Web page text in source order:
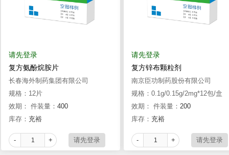
请先登录
复方氨酚烷胺片
长春海外制药集团有限公司
规格：12片
效期： 件装量： 400
库存： 充裕
- +
请先登录
复方锌布颗粒剂
南京臣功制药股份有限公司
规格：0.1g/0.15g/2mg*12包/盒
效期： 件装量： 200
库存： 充裕
- +